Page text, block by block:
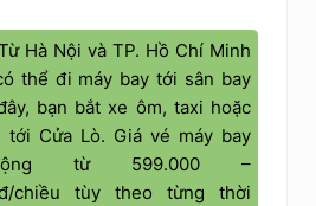
Hà Nội và TP. Hồ Chí Minh
thể đi máy bay tới sân bay
bạn bắt xe ôm, taxi hoặc
Cửa Lò. Giá vé máy bay
từ 599.000 –
chiều tùy theo từng thời